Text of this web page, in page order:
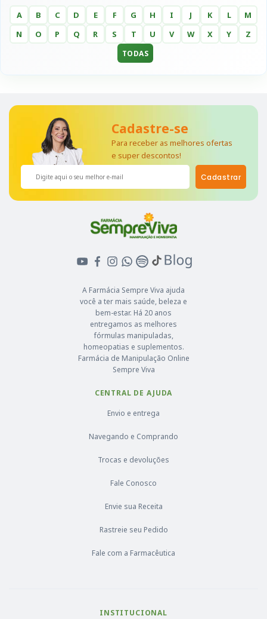
A B C D E F G H I J K L
M
N
O P Q R S T U V W X Y Z
TODAS
A Farmácia Sempre Viva ajuda
você a ter mais saúde, beleza e
bem-estar. Há 20 anos
entregamos as melhores
fórmulas manipuladas,
homeopatias e suplementos.
Farmácia de Manipulação Online
Sempre Viva
CENTRAL DE AJUDA
Envio e entrega
Navegando e Comprando
Trocas e devoluções
Fale Conosco
Envie sua Receita
Rastreie seu Pedido
Fale com a Farmacêutica
INSTITUCIONAL
Cadastre-se
Para receber as melhores ofertas
e super descontos!
Cadastrar